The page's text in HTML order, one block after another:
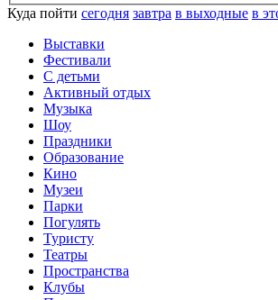
Куда пойти сегодня завтра в выходные в
Выставки
Фестивали
С детьми
Активный отдых
Музыка
Шоу
Праздники
Образование
Кино
Музеи
Парки
Погулять
Туристу
Театры
Пространства
Клубы